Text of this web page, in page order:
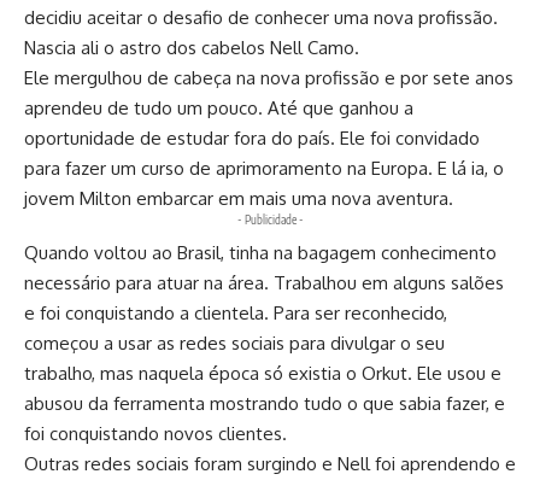
decidiu aceitar o desafio de conhecer uma nova profissão.
Nascia ali o astro dos cabelos Nell Camo.
Ele mergulhou de cabeça na nova profissão e por sete anos
aprendeu de tudo um pouco. Até que ganhou a
oportunidade de estudar fora do país. Ele foi convidado
para fazer um curso de aprimoramento na Europa. E lá ia, o
jovem Milton embarcar em mais uma nova aventura.
- Publicidade -
Quando voltou ao Brasil, tinha na bagagem conhecimento
necessário para atuar na área. Trabalhou em alguns salões
e foi conquistando a clientela. Para ser reconhecido,
começou a usar as redes sociais para divulgar o seu
trabalho, mas naquela época só existia o Orkut. Ele usou e
abusou da ferramenta mostrando tudo o que sabia fazer, e
foi conquistando novos clientes.
Outras redes sociais foram surgindo e Nell foi aprendendo e